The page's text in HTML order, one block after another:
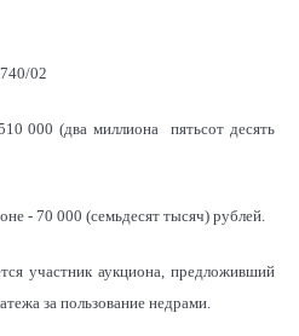
02
000 (два миллиона пятьсот десять
- 70 000 (семьдесят тысяч) рублей.
участник аукциона, предложивший
за пользование недрами.